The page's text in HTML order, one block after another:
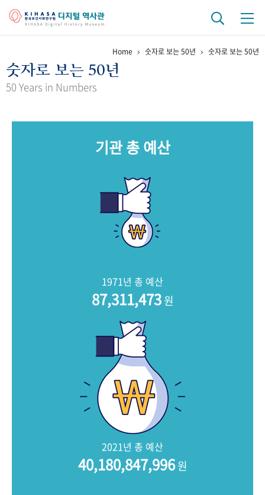
걸어온 길 기관 변천사 역대 기관장
키워드로 보는 연구 역사
문서 기록물 행정박물
Home 숫자로 보는 50년 숫자로 보는 50년
숫자로 보는 50년
50 Years in Numbers
기관 총 예산
1971년 총 예산
87,311,473원
2021년 총 예산
40,180,847,996원